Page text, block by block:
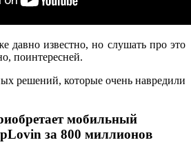
давно известно, но слушать про это
поинтересней.
решений, которые очень навредили
мобильный
за 800 миллионов